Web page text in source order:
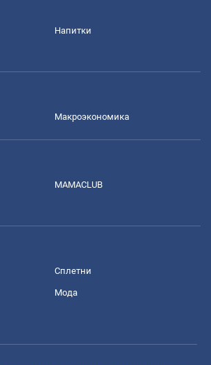
Напитки
Mакроэкономика
MAMACLUB
Сплетни
Мода